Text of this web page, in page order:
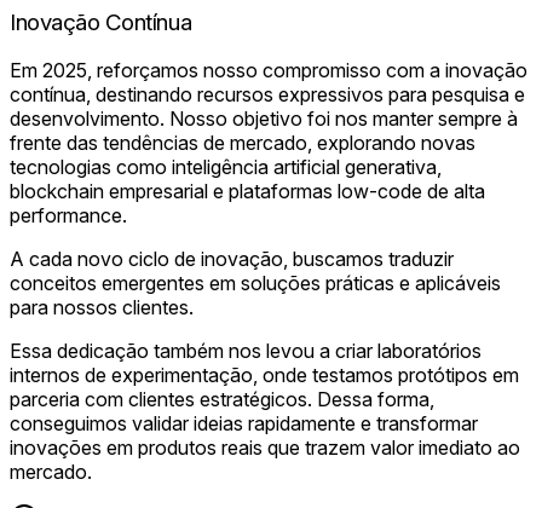
Inovação Contínua
Em 2025, reforçamos nosso compromisso com a inovação
contínua, destinando recursos expressivos para pesquisa e
desenvolvimento. Nosso objetivo foi nos manter sempre à
frente das tendências de mercado, explorando novas
tecnologias como inteligência artificial generativa,
blockchain empresarial e plataformas low-code de alta
performance.
A cada novo ciclo de inovação, buscamos traduzir
conceitos emergentes em soluções práticas e aplicáveis
para nossos clientes.
Essa dedicação também nos levou a criar laboratórios
internos de experimentação, onde testamos protótipos em
parceria com clientes estratégicos. Dessa forma,
conseguimos validar ideias rapidamente e transformar
inovações em produtos reais que trazem valor imediato ao
mercado.